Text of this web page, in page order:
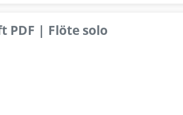
PDF | Flöte solo